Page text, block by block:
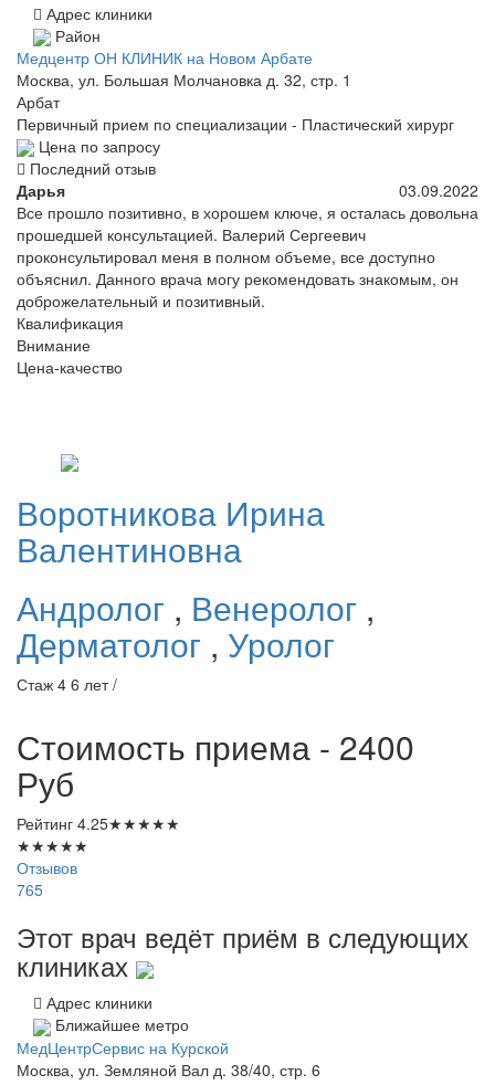
Адрес клиники
Район
Медцентр ОН КЛИНИК на Новом Арбате
Москва, ул. Большая Молчановка д. 32, стр. 1
Арбат
Первичный прием по специализации - Пластический хирург
Цена по запросу
Последний отзыв
Дарья
03.09.2022
Все прошло позитивно, в хорошем ключе, я осталась довольна
прошедшей консультацией. Валерий Сергеевич
проконсультировал меня в полном объеме, все доступно
объяснил. Данного врача могу рекомендовать знакомым, он
доброжелательный и позитивный.
Квалификация
Внимание
Цена-качество
Воротникова Ирина
Валентиновна
Андролог , Венеролог ,
Дерматолог , Уролог
Стаж 4 6 лет /
Стоимость приема - 2400
Руб
Рейтинг 4.25★★★★★
★★★★★
Отзывов
765
Этот врач ведёт приём в следующих
клиниках
Адрес клиники
Ближайшее метро
МедЦентрСервис на Курской
Москва, ул. Земляной Вал д. 38/40, стр. 6